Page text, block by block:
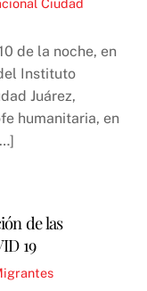
de la noche, en
Instituto
Juárez,
humanitaria, en
de las
19